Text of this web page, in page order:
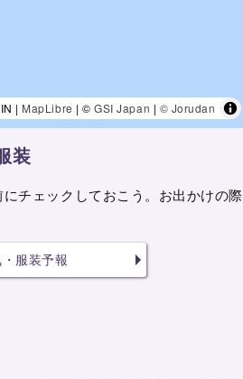
| MapLibre | ©GSI Japan | © Jorudan
装
チェックしておこう。お出かけの際
服装予報